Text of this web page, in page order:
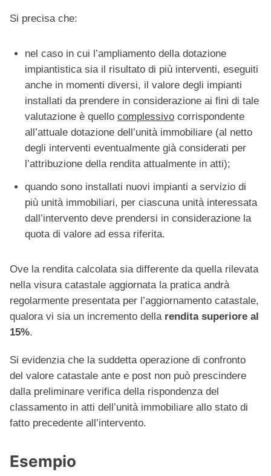
Si precisa che:
nel caso in cui l’ampliamento della dotazione
impiantistica sia il risultato di più interventi, eseguiti
anche in momenti diversi, il valore degli impianti
installati da prendere in considerazione ai fini di tale
valutazione è quello complessivo corrispondente
all’attuale dotazione dell’unità immobiliare (al netto
degli interventi eventualmente già considerati per
l’attribuzione della rendita attualmente in atti);
quando sono installati nuovi impianti a servizio di
più unità immobiliari, per ciascuna unità interessata
dall’intervento deve prendersi in considerazione la
quota di valore ad essa riferita.
Ove la rendita calcolata sia differente da quella rilevata
nella visura catastale aggiornata la pratica andrà
regolarmente presentata per l’aggiornamento catastale,
qualora vi sia un incremento della rendita superiore al
15%.
Si evidenzia che la suddetta operazione di confronto
del valore catastale ante e post non può prescindere
dalla preliminare verifica della rispondenza del
classamento in atti dell’unità immobiliare allo stato di
fatto precedente all’intervento.
Esempio